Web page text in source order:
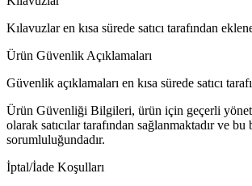
Kılavuzlar en kısa sürede satıcı tarafından
Ürün Güvenlik Açıklamaları
Güvenlik açıklamaları en kısa sürede satıcı
Ürün Güvenliği Bilgileri, ürün için geçerli
olarak satıcılar tarafından sağlanmaktadır ve bu
sorumluluğundadır.
İptal/İade Koşulları